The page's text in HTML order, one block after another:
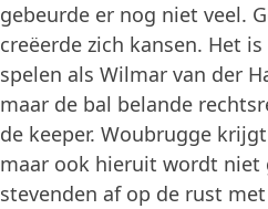
gebeurde er nog niet veel.
creëerde zich kansen. Het
spelen als Wilmar van der
maar de bal belande
de keeper. Woubrugge
maar ook hieruit wordt niet
stevenden af op de rust